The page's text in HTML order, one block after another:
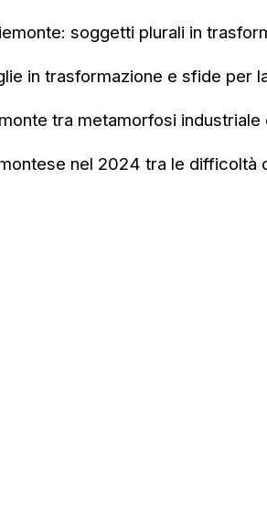
soggetti plurali in
in trasformazione e sfide per
tra metamorfosi
nel 2024 tra le